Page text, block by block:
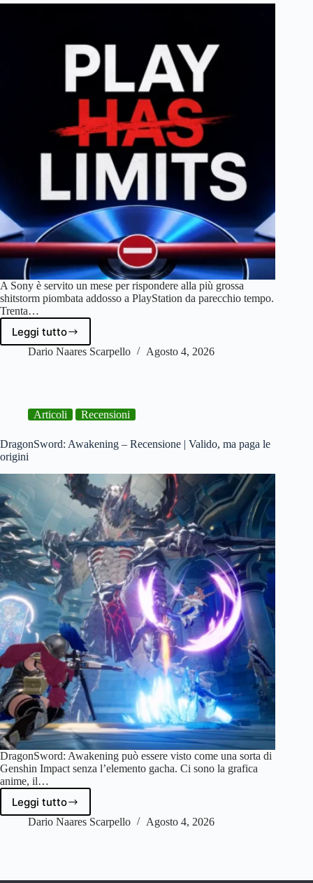
A Sony è servito un mese per rispondere alla più grossa
shitstorm piombata addosso a PlayStation da parecchio tempo.
Trenta…
Leggi tutto
Sony
elimina
i
dei
Dario Naares Scarpello Agosto 4, 2026
Articoli Recensioni
DragonSword: Awakening – Recensione | Valido, ma paga le
origini
DragonSword: Awakening può essere visto come una sorta di
Genshin Impact senza l’elemento gacha. Ci sono la grafica
anime, il…
Leggi tuttoDragonSword:
Awakening
Dario Naares Scarpello Agosto 4, 2026